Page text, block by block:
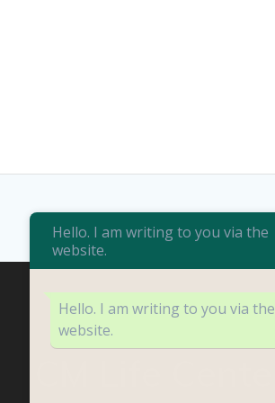
Hello. I am writing to you via the
website.
Hello. I am writing to you via the
website.